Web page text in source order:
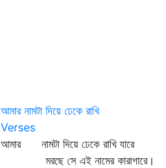
আমার নামটা দিয়ে ঢেকে রাখি
Verses
আমার নামটা দিয়ে ঢেকে রাখি যারে
মরছে সে এই নামের কারাগারে।